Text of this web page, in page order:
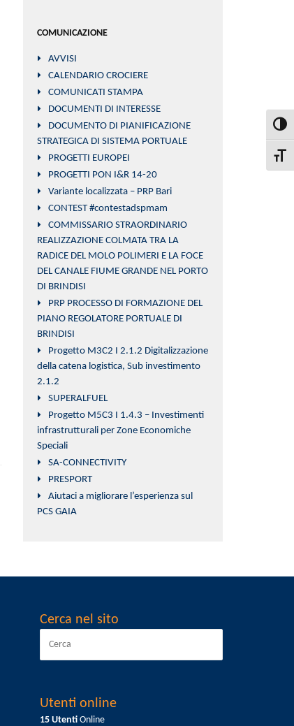
COMUNICAZIONE
AVVISI
CALENDARIO CROCIERE
COMUNICATI STAMPA
DOCUMENTI DI INTERESSE
DOCUMENTO DI PIANIFICAZIONE
STRATEGICA DI SISTEMA PORTUALE
PROGETTI EUROPEI
PROGETTI PON I&R 14-20
Variante localizzata – PRP Bari
CONTEST #contestadspmam
COMMISSARIO STRAORDINARIO
REALIZZAZIONE COLMATA TRA LA
RADICE DEL MOLO POLIMERI E LA FOCE
DEL CANALE FIUME GRANDE NEL PORTO
DI BRINDISI
PRP PROCESSO DI FORMAZIONE DEL
PIANO REGOLATORE PORTUALE DI
BRINDISI
Progetto M3C2 I 2.1.2 Digitalizzazione
della catena logistica, Sub investimento
2.1.2
SUPERALFUEL
Progetto M5C3 I 1.4.3 – Investimenti
infrastrutturali per Zone Economiche
Speciali
SA-CONNECTIVITY
PRESPORT
Aiutaci a migliorare l’esperienza sul
PCS GAIA
Cerca nel sito
Utenti online
15 UtentiOnline